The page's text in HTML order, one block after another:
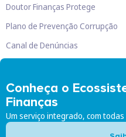
Conheça o
Finanças
Um serviço integrado, com
Doutor Finanças Protege
Plano de Prevenção Corrupção
Canal de Denúncias
Doutor Finanças, Lda